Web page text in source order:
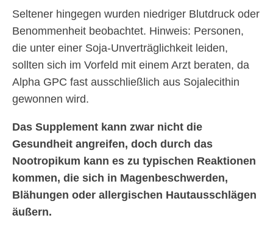
Seltener hingegen wurden niedriger Blutdruck oder
Benommenheit beobachtet. Hinweis: Personen,
die unter einer Soja-Unverträglichkeit leiden,
sollten sich im Vorfeld mit einem Arzt beraten, da
Alpha GPC fast ausschließlich aus Sojalecithin
gewonnen wird.
Das Supplement kann zwar nicht die
Gesundheit angreifen, doch durch das
Nootropikum kann es zu typischen Reaktionen
kommen, die sich in Magenbeschwerden,
Blähungen oder allergischen Hautausschlägen
äußern.